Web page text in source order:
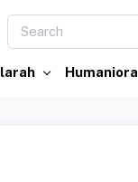
Humaniora